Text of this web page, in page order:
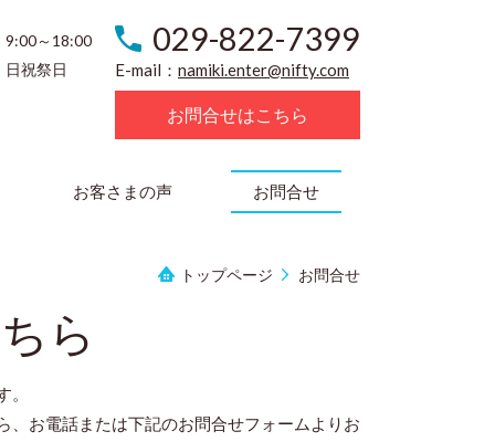
9:00～18:00
日祝祭日
029-822-7399
E-mail： namiki.enter@nifty.com
お問合せはこちら
お客さまの声 お問合せ
トップページ お問合せ
ら
、お電話または下記のお問合せフォームよりお